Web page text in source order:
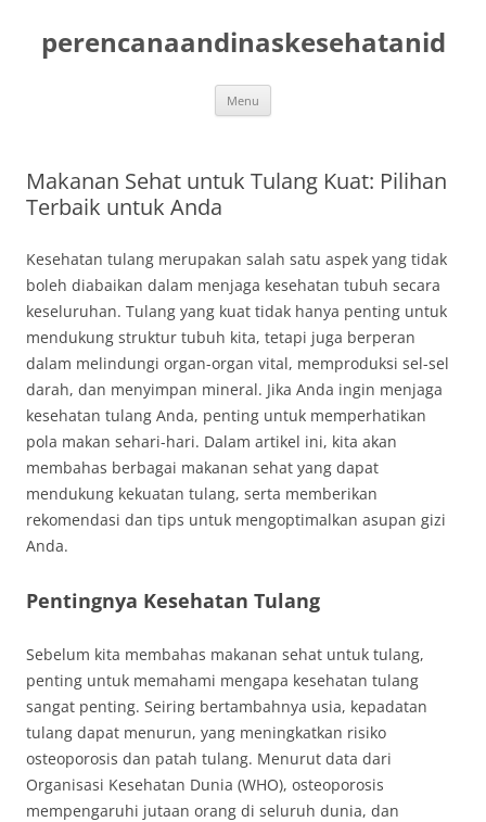
content
perencanaandinaskesehatanid
Menu
Makanan Sehat untuk Tulang Kuat: Pilihan
Terbaik untuk Anda
Kesehatan tulang merupakan salah satu aspek yang tidak
boleh diabaikan dalam menjaga kesehatan tubuh secara
keseluruhan. Tulang yang kuat tidak hanya penting untuk
mendukung struktur tubuh kita, tetapi juga berperan
dalam melindungi organ-organ vital, memproduksi sel-sel
darah, dan menyimpan mineral. Jika Anda ingin menjaga
kesehatan tulang Anda, penting untuk memperhatikan
pola makan sehari-hari. Dalam artikel ini, kita akan
membahas berbagai makanan sehat yang dapat
mendukung kekuatan tulang, serta memberikan
rekomendasi dan tips untuk mengoptimalkan asupan gizi
Anda.
Pentingnya Kesehatan Tulang
Sebelum kita membahas makanan sehat untuk tulang,
penting untuk memahami mengapa kesehatan tulang
sangat penting. Seiring bertambahnya usia, kepadatan
tulang dapat menurun, yang meningkatkan risiko
osteoporosis dan patah tulang. Menurut data dari
Organisasi Kesehatan Dunia (WHO), osteoporosis
mempengaruhi jutaan orang di seluruh dunia, dan